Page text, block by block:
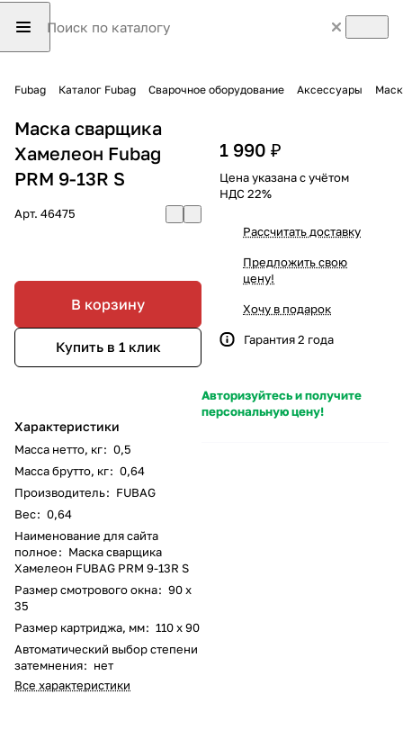
Fubag Каталог Fubag Сварочное оборудование Аксессуары
Маска сварщика
Хамелеон Fubag
PRМ 9-13R S
Арт. 46475
В корзину
Купить в 1 клик
Характеристики
Масса нетто, кг: 0,5
Масса брутто, кг: 0,64
Производитель: FUBAG
Вес: 0,64
Наименование для сайта
полное: Маска сварщика
Хамелеон FUBAG PRМ 9-13R S
Размер смотрового окна: 90 x
35
Размер картриджа, мм: 110 x 90
Автоматический выбор степени
затемнения: нет
Все характеристики
1 990 ₽
Цена указана с учётом
НДС 22%
Рассчитать доставку
Предложить свою
цену!
Хочу в подарок
Гарантия 2 года
Авторизуйтесь и получите
персональную цену!